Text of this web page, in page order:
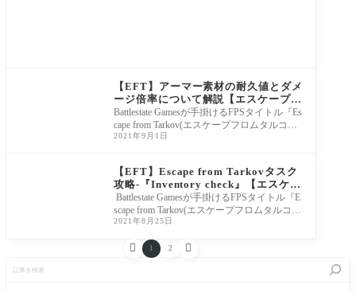
【EFT】アーマー素材の耐久値とダメ
ージ倍率について解説【エスケープフ
ロムタルコフ】
Battlestate Gamesが手掛けるFPSタイトル『Es
cape from Tarkov(エスケープフロムタルコ
フ)』について、アーマー素材の耐久値とダ
2021年9月1日
【EFT】Escape from Tarkovタスク
攻略-『Inventory check』【エスケー
プフロムタルコフ】
Battlestate Gamesが手掛けるFPSタイトル『E
scape from Tarkov(エスケープフロムタルコ
フ)』について、ディラーのRagmanから受注
2021年8月25日
 1 2 